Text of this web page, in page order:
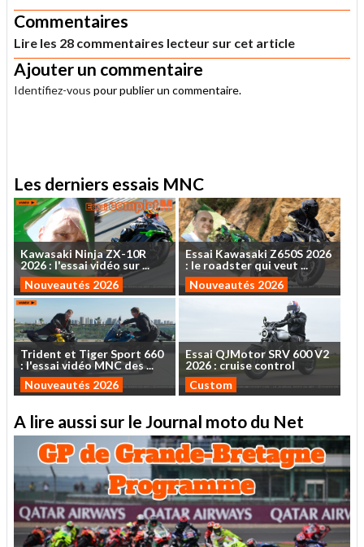
Commentaires
Lire les 28 commentaires lecteur sur cet article
Ajouter un commentaire
Identifiez-vous pour publier un commentaire.
Les derniers essais MNC
Kawasaki NinjaZX-10R
2026: l'essaividéo sur...
Nouveautés 2026
Essai KawasakiZ650S 2026
: le roadsterquiveut ...
Nouveautés 2026
Trident et TigerSport 660
: l'essaividéoMNCdes...
Nouveautés 2026
EssaiQJMotorSRV 600V2
2026 : cruise control
Custom
A lire aussi sur le Journal moto du Net